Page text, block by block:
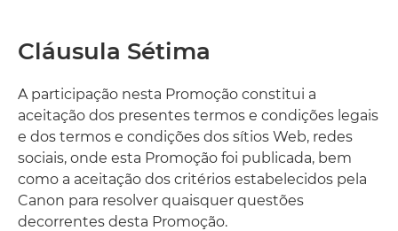
Cláusula Sétima
A participação nesta Promoção constitui a
aceitação dos presentes termos e condições legais
e dos termos e condições dos sítios Web, redes
sociais, onde esta Promoção foi publicada, bem
como a aceitação dos critérios estabelecidos pela
Canon para resolver quaisquer questões
decorrentes desta Promoção.